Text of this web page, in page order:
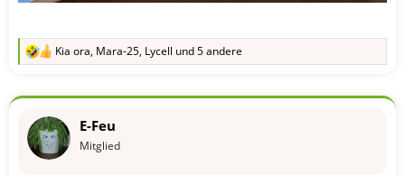
R
k
o
Kia ora, Mara-25, Lycell und 5 andere
E-Feu
Mitglied